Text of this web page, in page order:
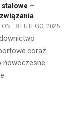
–
ON: 8 LUTEGO, 2026
coraz
nowoczesne